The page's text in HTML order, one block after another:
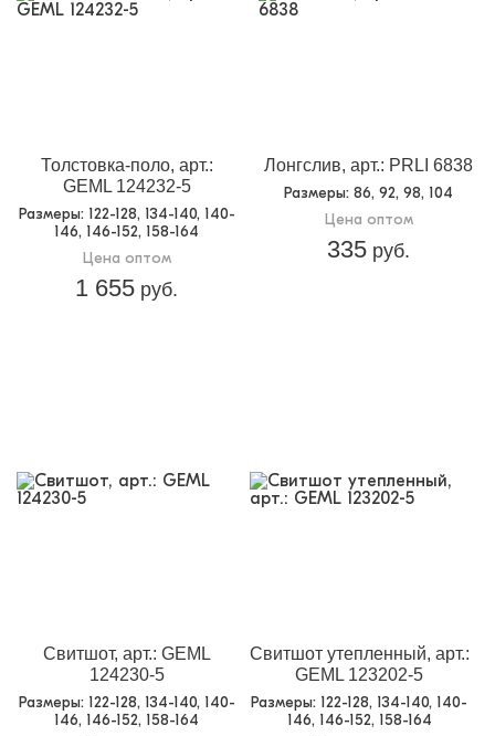
Толстовка-поло, арт.:
GEML 124232-5
Размеры: 122-128, 134-140, 140-
146, 146-152, 158-164
Цена оптом
1 655 руб.
Лонгслив, арт.: PRLI 6838
Размеры: 86, 92, 98, 104
Цена оптом
335 руб.
Свитшот, арт.: GEML
124230-5
Размеры: 122-128, 134-140, 140-
146, 146-152, 158-164
Свитшот утепленный, арт.:
GEML 123202-5
Размеры: 122-128, 134-140, 140-
146, 146-152, 158-164